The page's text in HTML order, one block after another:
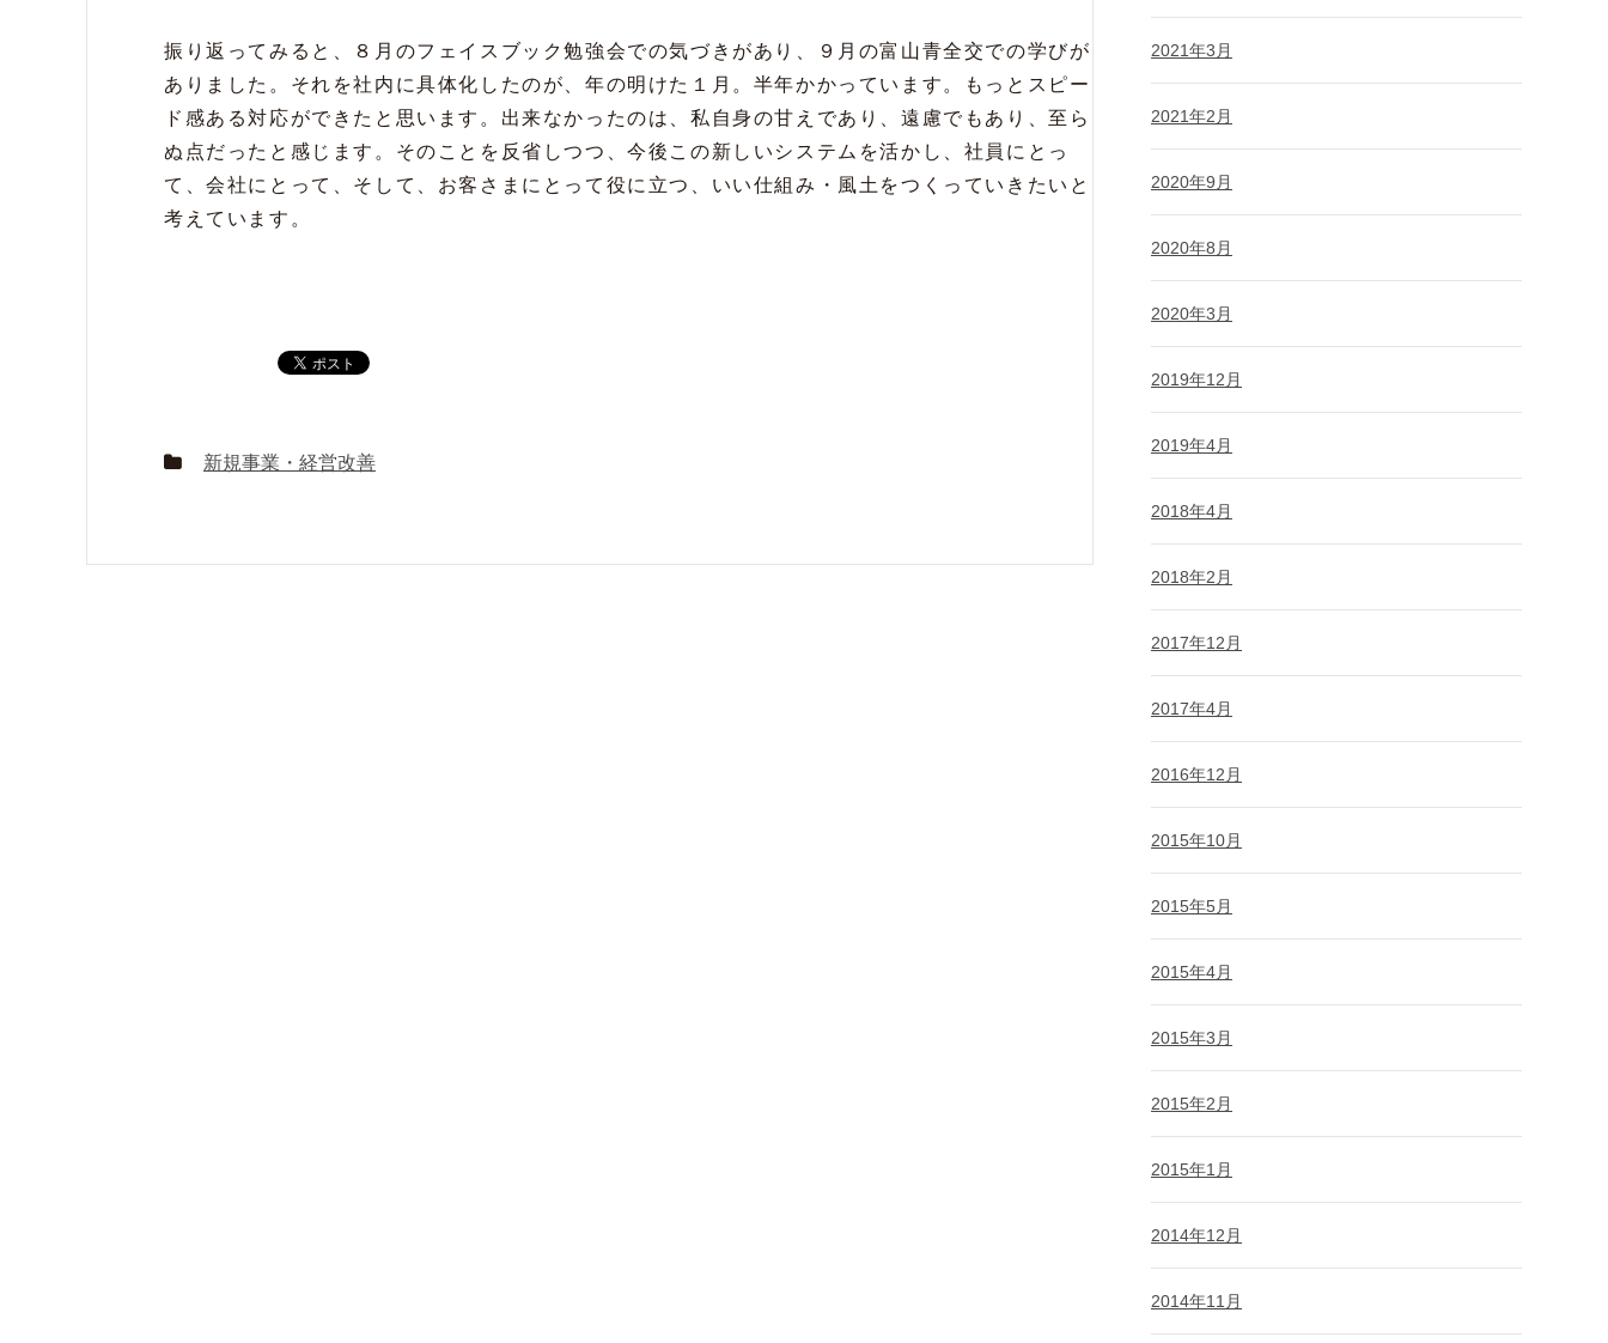
振り返ってみると、８月のフェイスブック勉強会での気づきがあり、９月の富山青全交での学びが
ありました。それを社内に具体化したのが、年の明けた１月。半年かかっています。もっとスピー
ド感ある対応ができたと思います。出来なかったのは、私自身の甘えであり、遠慮でもあり、至ら
ぬ点だったと感じます。そのことを反省しつつ、今後この新しいシステムを活かし、社員にとっ
て、会社にとって、そして、お客さまにとって役に立つ、いい仕組み・風土をつくっていきたいと
考えています。
新規事業・経営改善
2021年3月
2021年2月
2020年9月
2020年8月
2020年3月
2019年12月
2019年4月
2018年4月
2018年2月
2017年12月
2017年4月
2016年12月
2015年10月
2015年5月
2015年4月
2015年3月
2015年2月
2015年1月
2014年12月
2014年11月